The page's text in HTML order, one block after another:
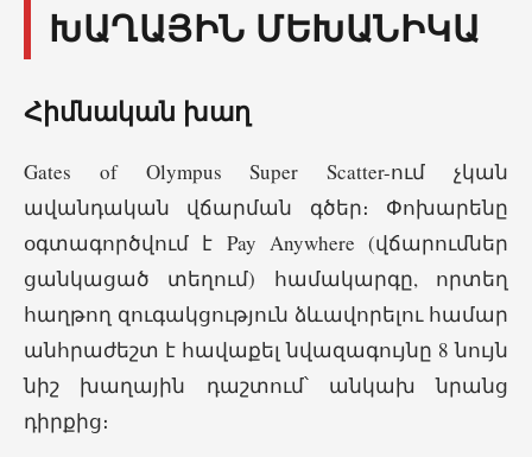
ԽԱՂԱՅԻՆ ՄԵԽԱՆԻԿԱ
Հիմնական խաղ
Gates of Olympus Super Scatter-ում չկան
ավանդական վճարման գծեր։ Փոխարենը
օգտագործվում է Pay Anywhere (վճարումներ
ցանկացած տեղում) համակարգը, որտեղ
հաղթող զուգակցություն ձևավորելու համար
անհրաժեշտ է հավաքել նվազագույնը 8 նույն
նիշ խաղային դաշտում՝ անկախ նրանց
դիրքից։